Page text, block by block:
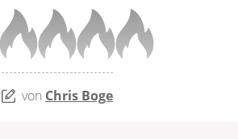
von Chris Boge